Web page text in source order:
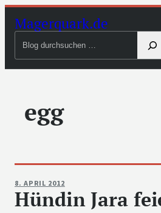
Zum
Inhalt
Magerquark.de
durchsuchen
egg
8. APRIL 2012
Hündin Jara